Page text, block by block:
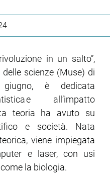
in un salto”,
scienze (Muse) di
è dedicata
e all’impatto
teoria ha avuto su
e società. Nata
viene impiegata
e laser, con usi
la biologia.